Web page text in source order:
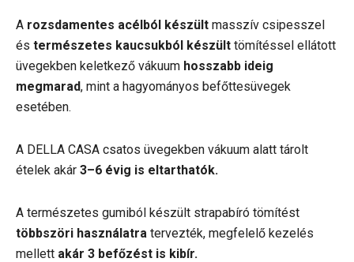
A rozsdamentes acélból készült masszív csipesszel
és természetes kaucsukból készült tömítéssel ellátott
üvegekben keletkező vákuum hosszabb ideig
megmarad, mint a hagyományos befőttesüvegek
esetében.
A DELLA CASA csatos üvegekben vákuum alatt tárolt
ételek akár 3–6 évig is eltarthatók.
A természetes gumiból készült strapabíró tömítést
többszöri használatra tervezték, megfelelő kezelés
mellett akár 3 befőzést is kibír.